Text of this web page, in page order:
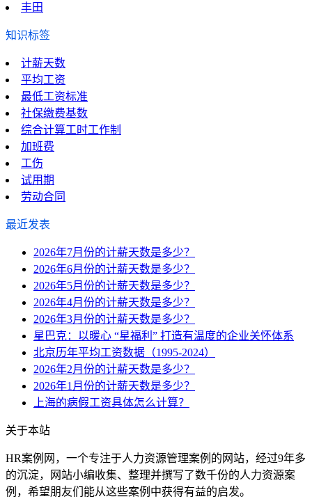
丰田
知识标签
计薪天数
平均工资
最低工资标准
社保缴费基数
综合计算工时工作制
加班费
工伤
试用期
劳动合同
最近发表
2026年7月份的计薪天数是多少？
2026年6月份的计薪天数是多少？
2026年5月份的计薪天数是多少？
2026年4月份的计薪天数是多少？
2026年3月份的计薪天数是多少？
星巴克：以暖心 “星福利” 打造有温度的企业关怀体系
北京历年平均工资数据（1995-2024）
2026年2月份的计薪天数是多少？
2026年1月份的计薪天数是多少？
上海的病假工资具体怎么计算？
关于本站
HR案例网，一个专注于人力资源管理案例的网站，经过9年多
的沉淀，网站小编收集、整理并撰写了数千份的人力资源案
例，希望朋友们能从这些案例中获得有益的启发。